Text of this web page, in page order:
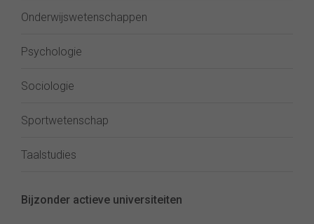
Onderwijswetenschappen
Psychologie
Sociologie
Sportwetenschap
Taalstudies
Bijzonder actieve universiteiten